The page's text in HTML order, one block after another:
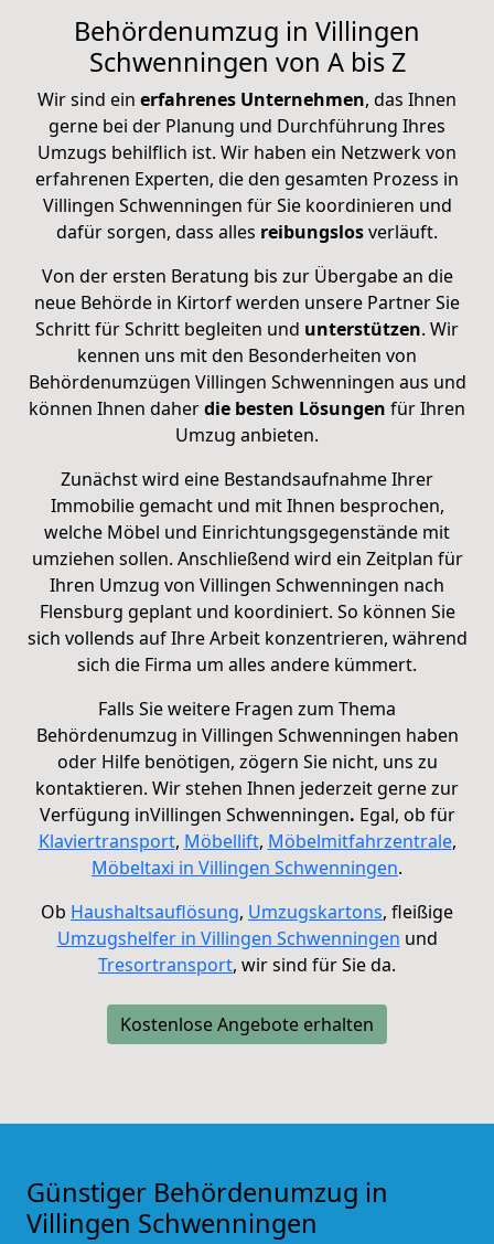
Behördenumzug in Villingen
Schwenningen von A bis Z
Wir sind ein erfahrenes Unternehmen, das Ihnen
gerne bei der Planung und Durchführung Ihres
Umzugs behilflich ist. Wir haben ein Netzwerk von
erfahrenen Experten, die den gesamten Prozess in
Villingen Schwenningen für Sie koordinieren und
dafür sorgen, dass alles reibungslosverläuft.
Von der ersten Beratung bis zur Übergabe an die
neue Behörde in Kirtorf werden unsere Partner Sie
Schritt für Schritt begleiten und unterstützen. Wir
kennen uns mit den Besonderheiten von
Behördenumzügen Villingen Schwenningen aus und
können Ihnen daherdie besten Lösungen für Ihren
Umzug anbieten.
Zunächst wird eine Bestandsaufnahme Ihrer
Immobilie gemacht und mit Ihnen besprochen,
welche Möbel und Einrichtungsgegenstände mit
umziehen sollen. Anschließend wird ein Zeitplan für
Ihren Umzug von Villingen Schwenningen nach
Flensburg geplant und koordiniert. So können Sie
sich vollends auf Ihre Arbeit konzentrieren, während
sich die Firma um alles andere kümmert.
Falls Sie weitere Fragen zum Thema
Behördenumzug in Villingen Schwenningen haben
oder Hilfe benötigen, zögern Sie nicht, uns zu
kontaktieren. Wir stehen Ihnen jederzeit gerne zur
Verfügung inVillingen Schwenningen. Egal, ob für
Klaviertransport, Möbellift, Möbelmitfahrzentrale,
Möbeltaxi in Villingen Schwenningen.
Ob Haushaltsauflösung, Umzugskartons, fleißige
Umzugshelfer in Villingen Schwenningen und
Tresortransport, wir sind für Sie da.
Kostenlose Angebote erhalten
Günstiger Behördenumzug in
Villingen Schwenningen